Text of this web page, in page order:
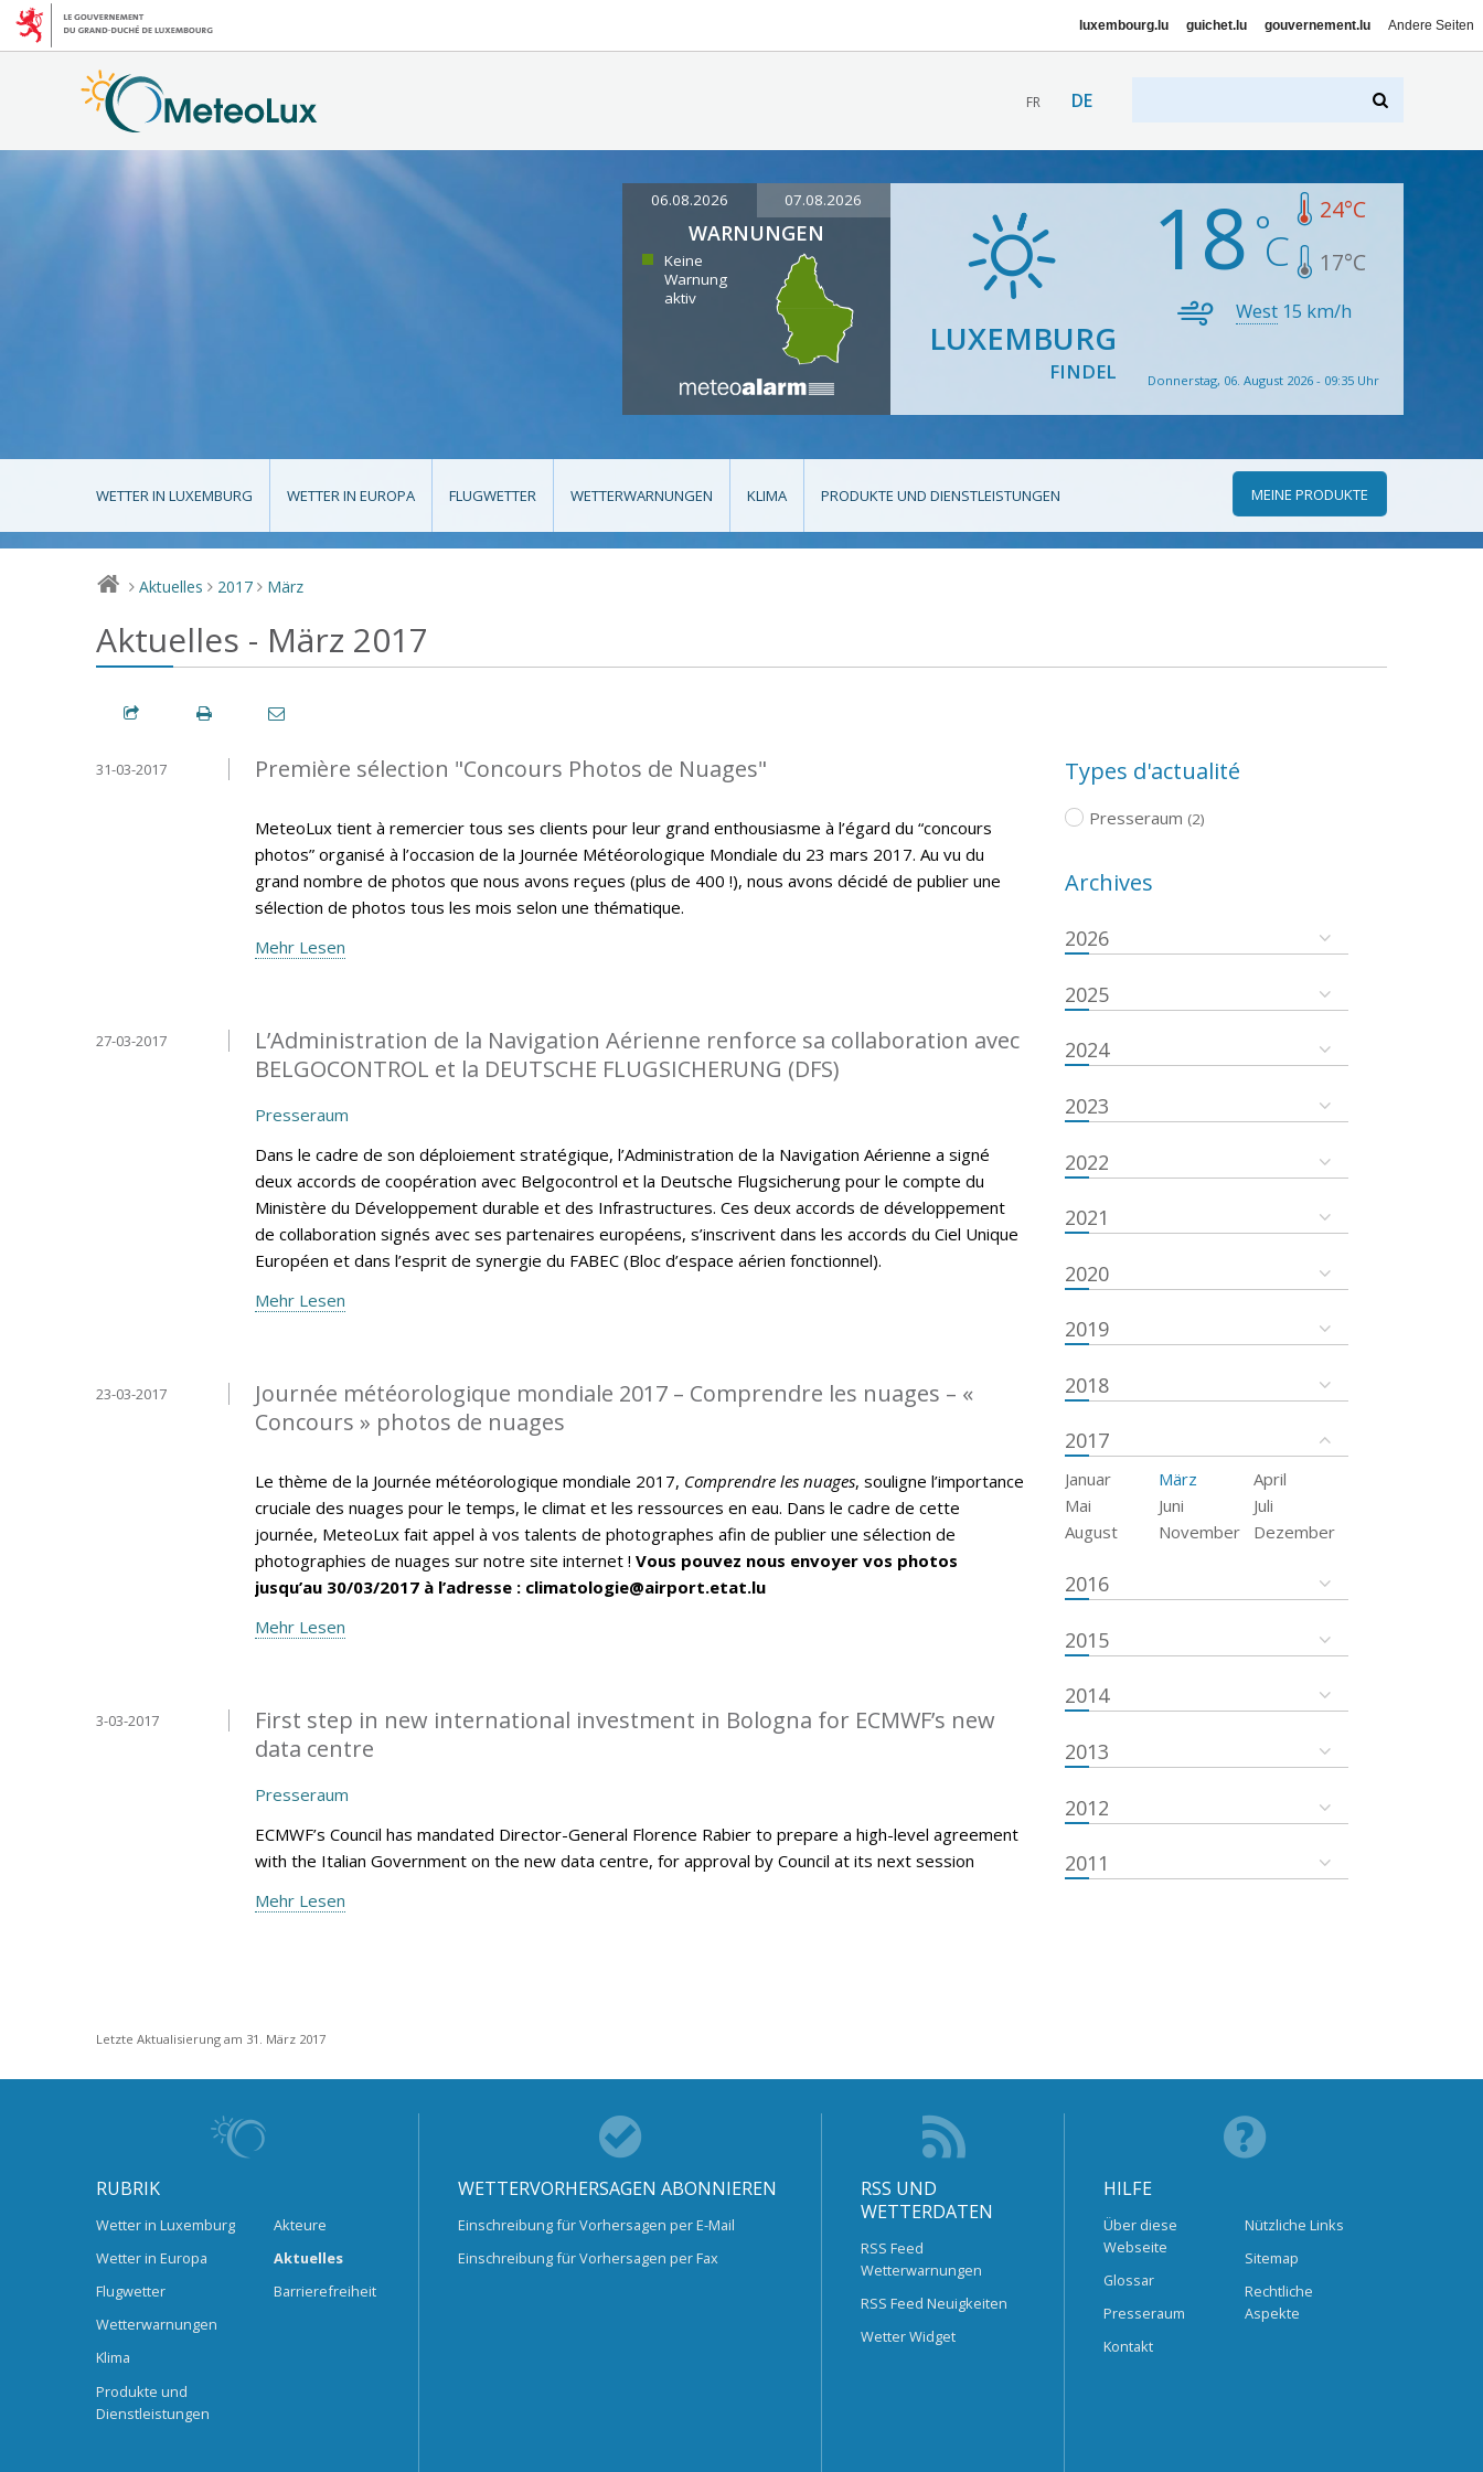
luxembourg.lu guichet.lu gouvernement.lu Andere Seiten
FR DE
06.08.2026 07.08.2026
WARNUNGEN
Keine
Warnung
aktiv
LUXEMBURG
FINDEL
18 24°C
17°C
West 15 km/h
Donnerstag, 06. August 2026 - 09:35 Uhr
WETTER IN LUXEMBURG WETTER IN EUROPA FLUGWETTER WETTERWARNUNGEN KLIMA PRODUKTE UND DIENSTLEISTUNGEN MEINE PRODUKTE
> Aktuelles > 2017 > März
Aktuelles - März 2017
Première sélection "Concours Photos de Nuages"
31-03-2017
MeteoLux tient à remercier tous ses clients pour leur grand enthousiasme à l’égard du “concours
photos” organisé à l’occasion de la Journée Météorologique Mondiale du 23 mars 2017. Au vu du
grand nombre de photos que nous avons reçues (plus de 400 !), nous avons décidé de publier une
sélection de photos tous les mois selon une thématique.
Mehr Lesen
L’Administration de la Navigation Aérienne renforce sa collaboration avec
BELGOCONTROL et la DEUTSCHE FLUGSICHERUNG (DFS)
27-03-2017
Presseraum
Dans le cadre de son déploiement stratégique, l’Administration de la Navigation Aérienne a signé
deux accords de coopération avec Belgocontrol et la Deutsche Flugsicherung pour le compte du
Ministère du Développement durable et des Infrastructures. Ces deux accords de développement
de collaboration signés avec ses partenaires européens, s’inscrivent dans les accords du Ciel Unique
Européen et dans l’esprit de synergie du FABEC (Bloc d’espace aérien fonctionnel).
Mehr Lesen
Journée météorologique mondiale 2017 – Comprendre les nuages – «
Concours » photos de nuages
23-03-2017
Le thème de la Journée météorologique mondiale 2017, Comprendre les nuages, souligne l’importance
cruciale des nuages pour le temps, le climat et les ressources en eau. Dans le cadre de cette
journée, MeteoLux fait appel à vos talents de photographes afin de publier une sélection de
photographies de nuages sur notre site internet ! Vous pouvez nous envoyer vos photos
jusqu’au 30/03/2017 à l’adresse : climatologie@airport.etat.lu
Mehr Lesen
First step in new international investment in Bologna for ECMWF’s new
data centre
3-03-2017
Presseraum
ECMWF’s Council has mandated Director-General Florence Rabier to prepare a high-level agreement
with the Italian Government on the new data centre, for approval by Council at its next session
Mehr Lesen
Types d'actualité
Presseraum (2)
Archives
2026
2025
2024
2023
2022
2021
2020
2019
2018
2017
Januar März
April
Mai
Juni
Juli
August
November Dezember
2016
2015
2014
2013
2012
2011
Letzte Aktualisierung am 31. März 2017
RUBRIK
Wetter in Luxemburg
Wetter in Europa
Flugwetter
Wetterwarnungen
Klima
Produkte und
Dienstleistungen
Akteure
Aktuelles
Barrierefreiheit
WETTERVORHERSAGEN ABONNIEREN
Einschreibung für Vorhersagen per E-Mail
Einschreibung für Vorhersagen per Fax
RSS UND
WETTERDATEN
RSS Feed
Wetterwarnungen
RSS Feed Neuigkeiten
Wetter Widget
HILFE
Über diese
Webseite
Glossar
Presseraum
Kontakt
Nützliche Links
Sitemap
Rechtliche
Aspekte